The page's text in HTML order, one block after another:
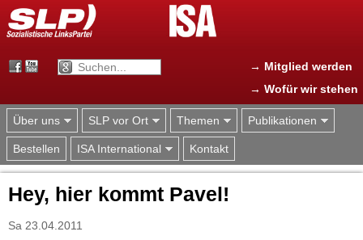
Jump to navigation
→ Mitglied werden
→ Wofür wir stehen
Über uns SLP vor Ort Themen Publikationen
Bestellen ISA International Kontakt
Hey, hier kommt Pavel!
Sa 23.04.2011